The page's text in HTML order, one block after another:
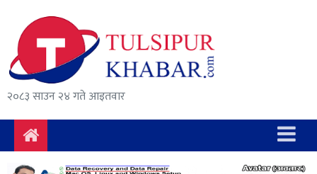
२०८३ साउन २४ गते आइतवार
समाचार
राजनीति
सुरक्षा/
अपराध
दुर्घटना